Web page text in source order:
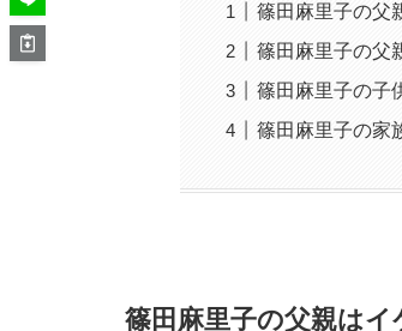
篠田麻里子の父
篠田麻里子の父
篠田麻里子の子
篠田麻里子の家
篠田麻里子の父親はイ